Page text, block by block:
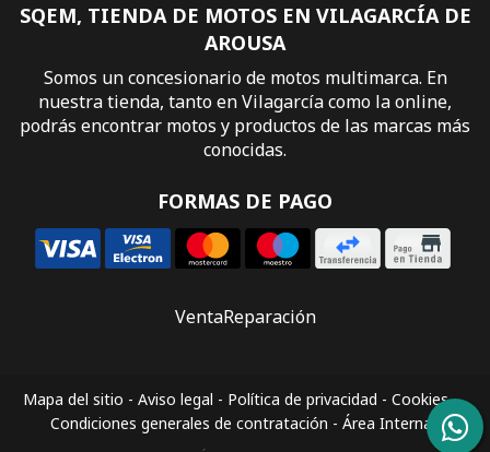
SQEM, TIENDA DE MOTOS EN VILAGARCÍA DE
AROUSA
Somos un concesionario de motos multimarca. En
nuestra tienda, tanto en Vilagarcía como la online,
podrás encontrar motos y productos de las marcas más
conocidas.
FORMAS DE PAGO
VentaReparación
Mapa del sitio - Aviso legal - Política de privacidad - Cookies-
Condiciones generales de contratación - Área Interna